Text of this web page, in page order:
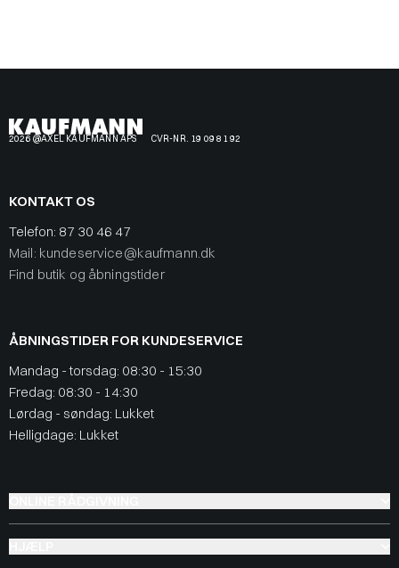
2026 @AXEL KAUFMANN APS CVR-NR. 19 09 81 92
KONTAKT OS
Telefon: 87 30 46 47
Mail: kundeservice@kaufmann.dk
Find butik og åbningstider
ÅBNINGSTIDER FOR KUNDESERVICE
Mandag - torsdag: 08:30 - 15:30
Fredag: 08:30 - 14:30
Lørdag - søndag: Lukket
Helligdage: Lukket